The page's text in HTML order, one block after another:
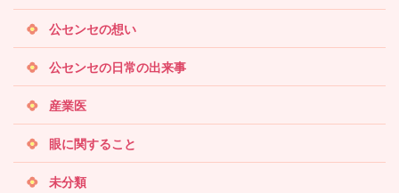
公センセの想い
公センセの日常の出来事
産業医
眼に関すること
未分類